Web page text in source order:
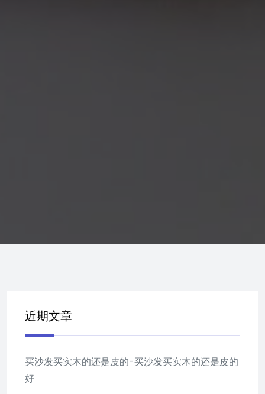
近期文章
买沙发买实木的还是皮的-买沙发买实木的还是皮的
好